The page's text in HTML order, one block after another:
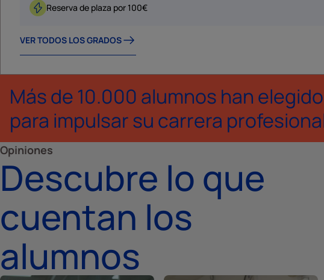
Reserva de plaza por 100€
VER TODOS LOS GRADOS
Más de 10.000 alumnos han
para impulsar su carrera
Opiniones
Descubre lo que
cuentan los
alumnos